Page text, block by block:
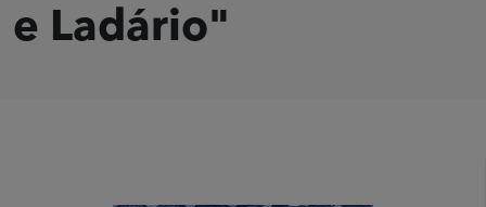
e Ladário"